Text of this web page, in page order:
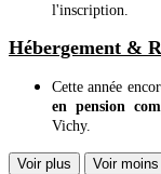
l'inscription.
Hébergement &
Cette année
en pension
Vichy.
Voir plus Voir moins